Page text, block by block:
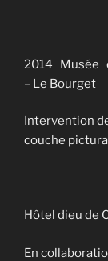
2014 Musée
– Le Bourget
Intervention
couche
Hôtel dieu de
En